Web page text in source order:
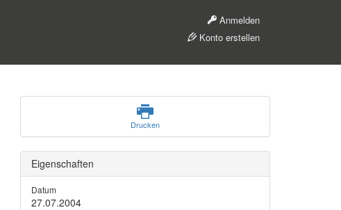
Anmelden
Konto erstellen
Drucken
Eigenschaften
Datum
27.07.2004